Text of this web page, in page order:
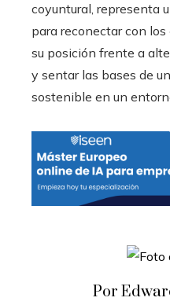
coyuntural, representa
para reconectar con
su posición frente a
y sentar las bases de
sostenible en un
Por